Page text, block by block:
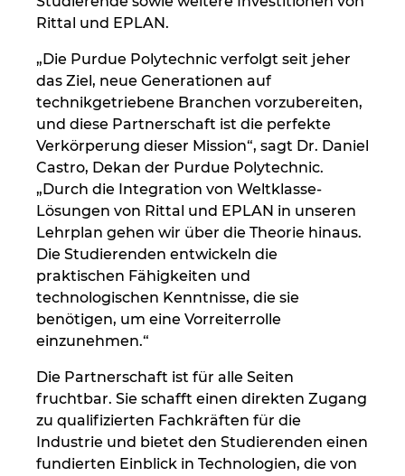
Rittal und EPLAN.
„Die Purdue Polytechnic verfolgt seit jeher
das Ziel, neue Generationen auf
technikgetriebene Branchen vorzubereiten,
und diese Partnerschaft ist die perfekte
Verkörperung dieser Mission“, sagt Dr. Daniel
Castro, Dekan der Purdue Polytechnic.
„Durch die Integration von Weltklasse-
Lösungen von Rittal und EPLAN in unseren
Lehrplan gehen wir über die Theorie hinaus.
Die Studierenden entwickeln die
praktischen Fähigkeiten und
technologischen Kenntnisse, die sie
benötigen, um eine Vorreiterrolle
einzunehmen.“
Die Partnerschaft ist für alle Seiten
fruchtbar. Sie schafft einen direkten Zugang
zu qualifizierten Fachkräften für die
Industrie und bietet den Studierenden einen
fundierten Einblick in Technologien, die von
Slowakei
Slowenien
Spanien
Südafrika
Südkorea
Thailand
Tschechische Republik
Türkei
Ukraine
Ungarn